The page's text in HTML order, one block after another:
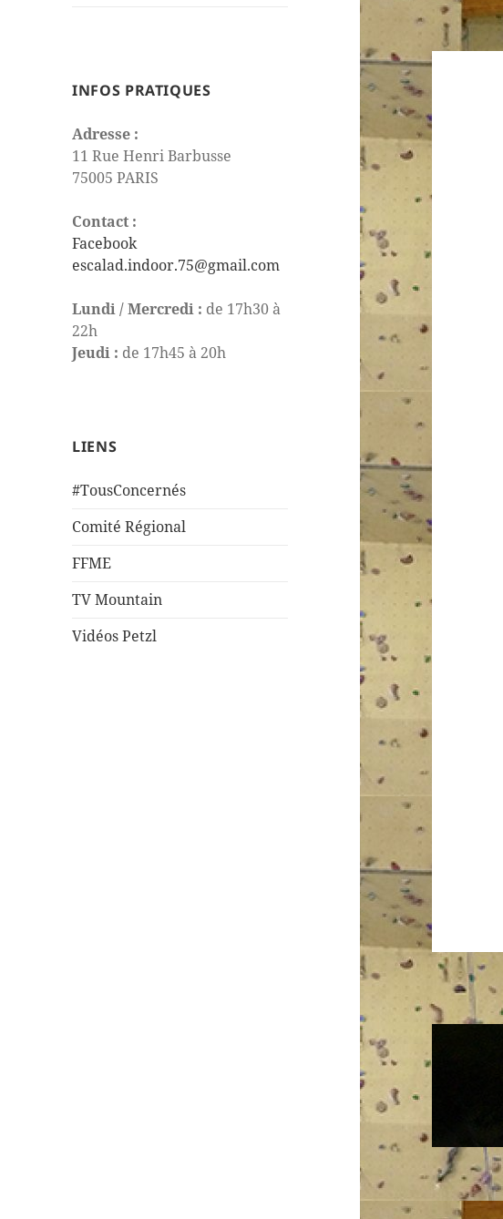
INFOS PRATIQUES
Adresse :
11 Rue Henri Barbusse
75005 PARIS
Contact :
Facebook
escalad.indoor.75@gmail.com
Lundi / Mercredi : de 17h30 à
22h
Jeudi : de 17h45 à 20h
LIENS
#TousConcernés
Comité Régional
FFME
TV Mountain
Vidéos Petzl
de